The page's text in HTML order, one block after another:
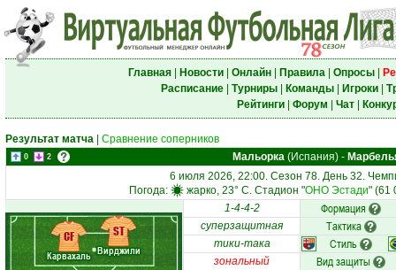
Главная| Новости| Онлайн| Правила| Опросы|
Расписание| Турниры| Команды| Игроки|
Рейтинги| Форум Чат|
Результат матча Сравнение соперников
0 2 Мальорка(Испания)-
6 июля 2026, 22:00. Сезон 78. День 32.
Погода:
жарко, 23° C. Стадион "ОНО Эстади" (61
Карвахаль Вирджили
CF ST
1-4-4-2 Формация
суперзащитная Тактика
тики-така Стиль
зональный Вид защиты